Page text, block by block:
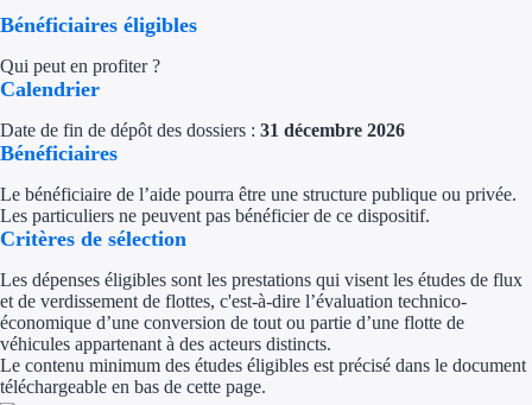
Solutions MAPi
Trouvez des idées de
Quelles aides pour
Ouvrage
Bénéficiaires éligibles
Qui peut en profiter ?
Calendrier
Date de fin de dépôt des dossiers : 31 décembre 2026
Bénéficiaires
Le bénéficiaire de l’aide pourra être une structure publique ou privée.
Les particuliers ne peuvent pas bénéficier de ce dispositif.
Critères de sélection
Les dépenses éligibles sont les prestations qui visent les études de flux
et de verdissement de flottes, c'est-à-dire l’évaluation technico-
économique d’une conversion de tout ou partie d’une flotte de
véhicules appartenant à des acteurs distincts.
Le contenu minimum des études éligibles est précisé dans le document
téléchargeable en bas de cette page.